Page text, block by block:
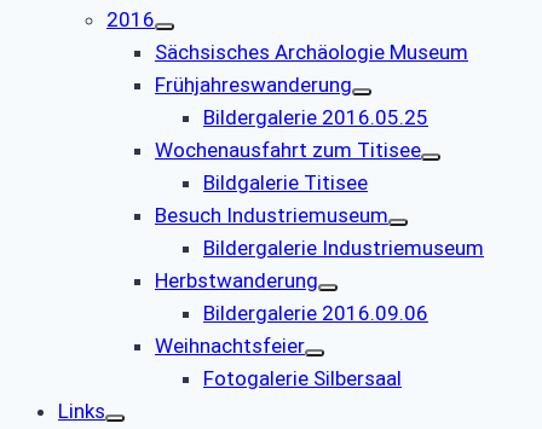
2016
Sächsisches Archäologie Museum
Frühjahreswanderung
Bildergalerie 2016.05.25
Wochenausfahrt zum Titisee
Bildgalerie Titisee
Besuch Industriemuseum
Bildergalerie Industriemuseum
Herbstwanderung
Bildergalerie 2016.09.06
Weihnachtsfeier
Fotogalerie Silbersaal
Links